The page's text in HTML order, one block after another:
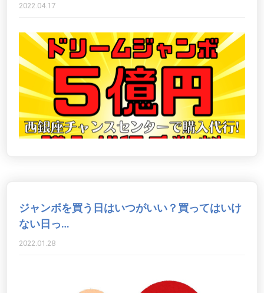
2022.04.17
ジャンボを買う日はいつがいい？買ってはいけ
ない日っ…
2022.01.28